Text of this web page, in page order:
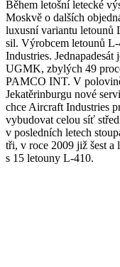
Během letošní letecké
Moskvě o dalších
luxusní variantu letounů
sil. Výrobcem letounů
Industries.
UGMK, zbylých 49
PAMCO INT. V
Jekatěrinburgu nové
chce Aircraft Industries
vybudovat celou síť
v posledních letech
tři, v roce 2009 již šest a
s 15 letouny L-410.